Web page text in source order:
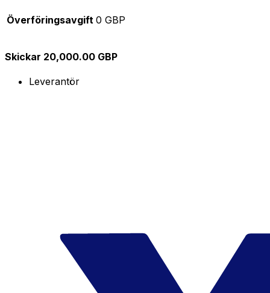
Överföringsavgift 0 GBP
Skickar 20,000.00 GBP
Leverantör